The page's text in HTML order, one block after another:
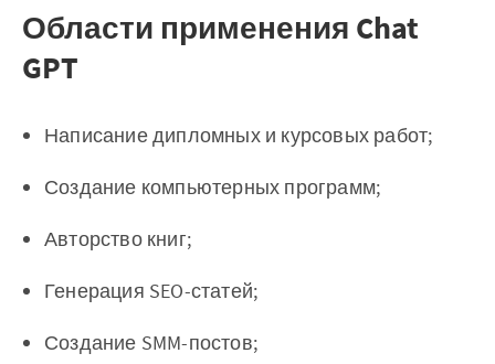
Области применения Chat
GPT
Написание дипломных и курсовых работ;
Создание компьютерных программ;
Авторство книг;
Генерация SEO-статей;
Создание SMM-постов;